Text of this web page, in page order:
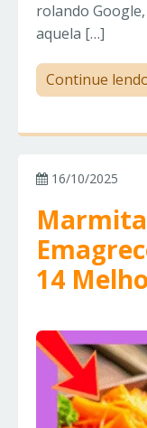
rolando
aquela […]
Continue
16/10/2025
14